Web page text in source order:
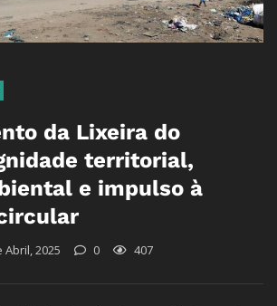
da Lixeira do
territorial,
e impulso à
Abril, 2025 0 407